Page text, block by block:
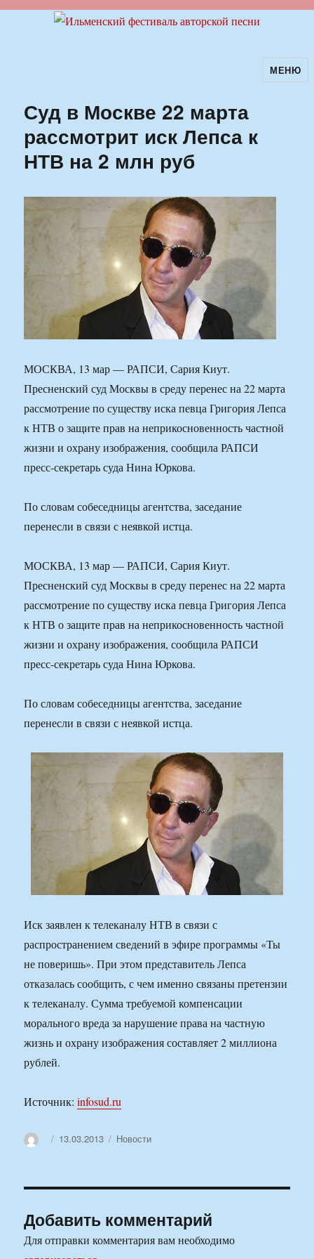
Ильменский фестиваль авторскойМЕНЮ
Суд в Москве 22 марта
рассмотрит иск Лепса к
НТВ на 2 млн руб
МОСКВА, 13 мар — РАПСИ, Сария Киут.
Пресненский суд Москвы в среду перенес на 22 марта
рассмотрение по существу иска певца Григория Лепса
к НТВ о защите прав на неприкосновенность частной
жизни и охрану изображения, сообщила РАПСИ
пресс-секретарь суда Нина Юркова.
По словам собеседницы агентства, заседание
перенесли в связи с неявкой истца.
МОСКВА, 13 мар — РАПСИ, Сария Киут.
Пресненский суд Москвы в среду перенес на 22 марта
рассмотрение по существу иска певца Григория Лепса
к НТВ о защите прав на неприкосновенность частной
жизни и охрану изображения, сообщила РАПСИ
пресс-секретарь суда Нина Юркова.
По словам собеседницы агентства, заседание
перенесли в связи с неявкой истца.
Иск заявлен к телеканалу НТВ в связи с
распространением сведений в эфире программы «Ты
не поверишь». При этом представитель Лепса
отказалась сообщить, с чем именно связаны претензии
к телеканалу. Сумма требуемой компенсации
морального вреда за нарушение права на частную
жизнь и охрану изображения составляет 2 миллиона
рублей.
Источник:infosud.ru
АвторОпубликовано
13.03.2013 Рубрики
Новости
Добавить комментарий
Для отправки комментария вам необходимо